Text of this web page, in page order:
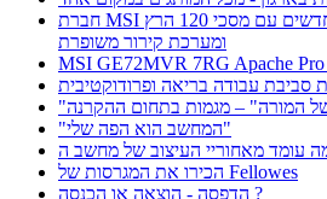
חברת MSI מכריזה על ניידי גיימינג חדשים עם מסכי 120 הרץ
ומערכת קירור משופרת
סביבת עבודה בריאה ופרודוקטיבית
המורה" – מגמות בתחום ההקרנה
"המחשב הוא הפה שלי"
הכירו את המגרסות של Fellowes
הדפסה - הוצאה או הכנסה ?